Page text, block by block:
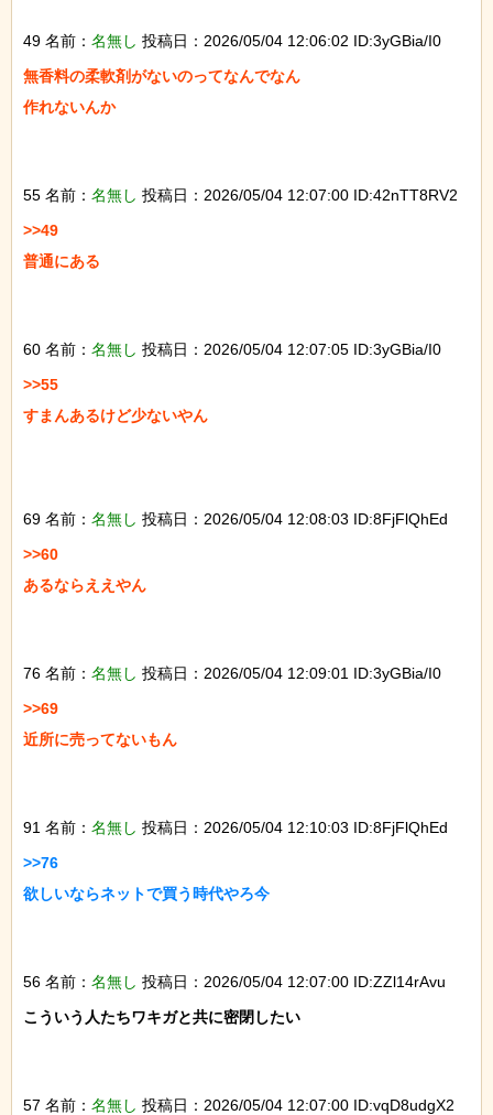
49 名前： 名無し 投稿日：2026/05/04 12:06:02 ID:3yGBia/I0
無香料の柔軟剤がないのってなんでなん
作れないんか
55 名前： 名無し 投稿日：2026/05/04 12:07:00 ID:42nTT8RV2
>>49
普通にある
60 名前： 名無し 投稿日：2026/05/04 12:07:05 ID:3yGBia/I0
>>55
すまんあるけど少ないやん
69 名前： 名無し 投稿日：2026/05/04 12:08:03 ID:8FjFlQhEd
>>60
あるならええやん
76 名前： 名無し 投稿日：2026/05/04 12:09:01 ID:3yGBia/I0
>>69
近所に売ってないもん
91 名前： 名無し 投稿日：2026/05/04 12:10:03 ID:8FjFlQhEd
>>76
欲しいならネットで買う時代やろ今
56 名前： 名無し 投稿日：2026/05/04 12:07:00 ID:ZZl14rAvu
こういう人たちワキガと共に密閉したい
57 名前： 名無し 投稿日：2026/05/04 12:07:00 ID:vqD8udgX2